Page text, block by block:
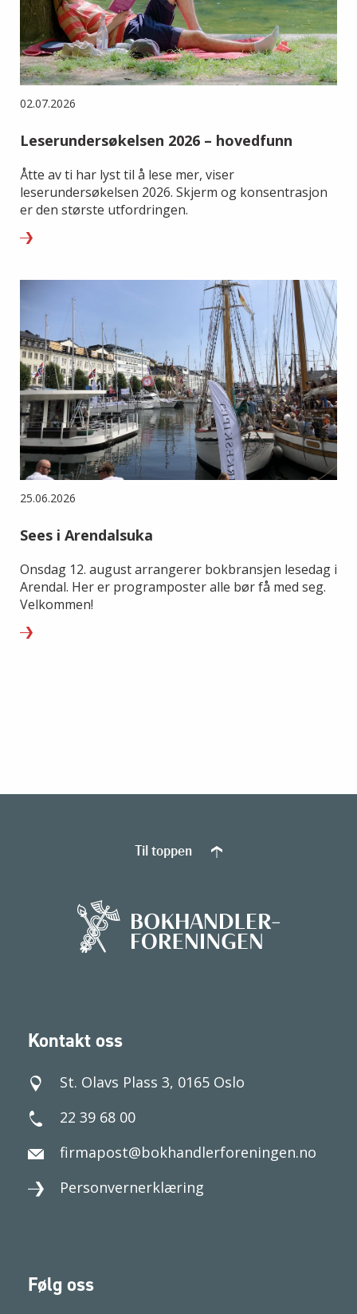
02.07.2026
Leserundersøkelsen 2026 – hovedfunn
Åtte av ti har lyst til å lese mer, viser
leserundersøkelsen 2026. Skjerm og konsentrasjon
er den største utfordringen.
25.06.2026
Sees i Arendalsuka
Onsdag 12. august arrangerer bokbransjen lesedag i
Arendal. Her er programposter alle bør få med seg.
Velkommen!
Kontakt oss
St. Olavs Plass 3, 0165 Oslo
22 39 68 00
firmapost@bokhandlerforeningen.no
Personvernerklæring
Følg oss
Til toppen